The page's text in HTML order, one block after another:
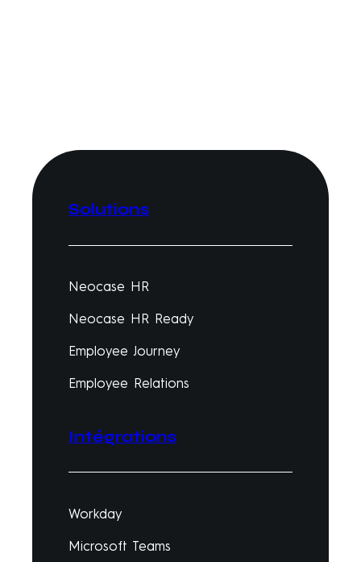
Solutions
Neocase HR
Neocase HR Ready
Employee Journey
Employee Relations
Intégrations
Workday
Microsoft Teams